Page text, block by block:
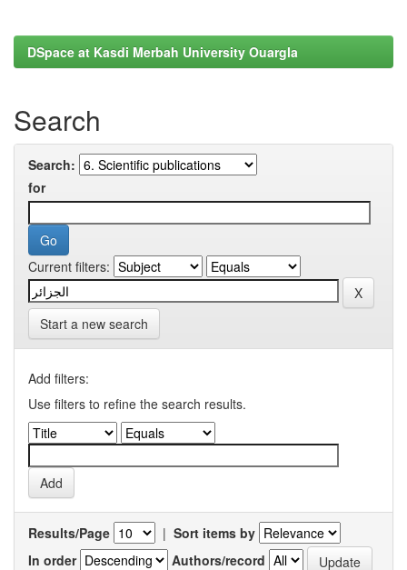
DSpace at Kasdi Merbah University Ouargla
Search
Search:
for
Current filters:
Start a new search
Add filters:
Use filters to refine the search results.
Results/Page | Sort items by
In order
Authors/record